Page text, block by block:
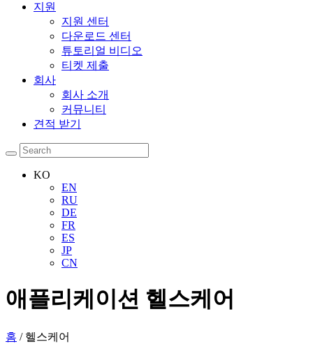
지원
지원 센터
다운로드 센터
튜토리얼 비디오
티켓 제출
회사
회사 소개
커뮤니티
견적 받기
KO
EN
RU
DE
FR
ES
JP
CN
애플리케이션 헬스케어
홈 / 헬스케어